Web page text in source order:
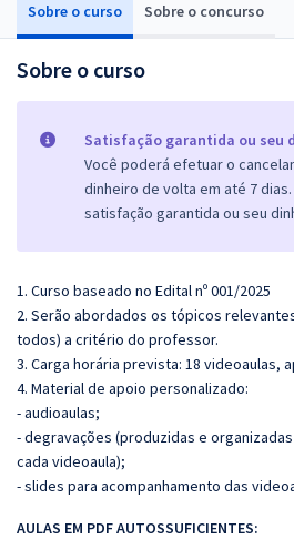
Sobre o curso Sobre o concurso
Sobre o curso
Satisfação garantida ou seu
Você poderá efetuar o
dinheiro de volta em até 7 dias.
satisfação garantida ou seu
1. Curso baseado no Edital nº 001/2025
2. Serão abordados os tópicos
todos) a critério do professor.
3. Carga horária prevista: 18 videoaulas,
4. Material de apoio personalizado:
- audioaulas;
- degravações (produzidas e
cada videoaula);
- slides para acompanhamento das
AULAS EM PDF AUTOSSUFICIENTES: